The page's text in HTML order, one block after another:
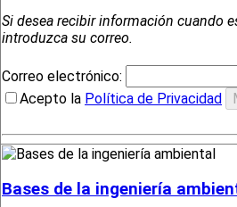
Si desea recibir información cuando
introduzca su correo.
Correo electrónico:
Acepto la Política de Privacidad
Bases de la ingeniería